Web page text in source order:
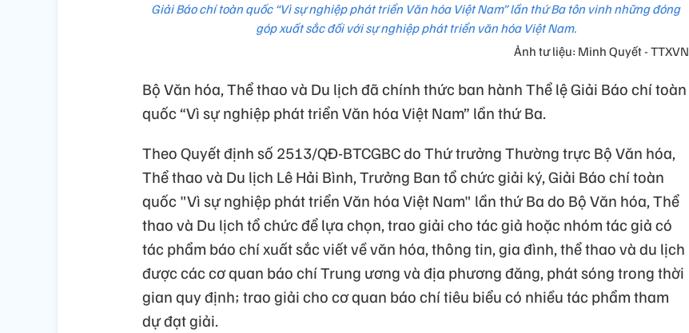
Giải Báo chí toàn quốc “Vì sự nghiệp phát triển Văn hóa Việt Nam” lần thứ Ba tôn vinh những đóng
góp xuất sắc đối với sự nghiệp phát triển văn hóa Việt Nam.
Ảnh tư liệu: Minh Quyết - TTXVN
Bộ Văn hóa, Thể thao và Du lịch đã chính thức ban hành Thể lệ Giải Báo chí toàn
quốc “Vì sự nghiệp phát triển Văn hóa Việt Nam” lần thứ Ba.
Theo Quyết định số 2513/QĐ-BTCGBC do Thứ trưởng Thường trực Bộ Văn hóa,
Thể thao và Du lịch Lê Hải Bình, Trưởng Ban tổ chức giải ký, Giải Báo chí toàn
quốc "Vì sự nghiệp phát triển Văn hóa Việt Nam" lần thứ Ba do Bộ Văn hóa, Thể
thao và Du lịch tổ chức để lựa chọn, trao giải cho tác giả hoặc nhóm tác giả có
tác phẩm báo chí xuất sắc viết về văn hóa, thông tin, gia đình, thể thao và du lịch
được các cơ quan báo chí Trung ương và địa phương đăng, phát sóng trong thời
gian quy định; trao giải cho cơ quan báo chí tiêu biểu có nhiều tác phẩm tham
dự đạt giải.